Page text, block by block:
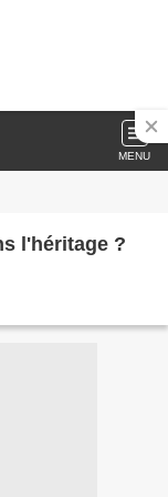
MENU
l'héritage ?